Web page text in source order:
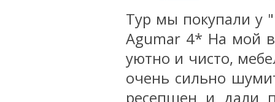
Тур мы покупали у
Agumar 4* На мой
уютно и чисто,
очень сильно
ресепшен и дали